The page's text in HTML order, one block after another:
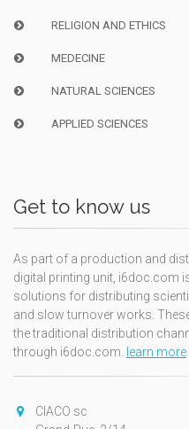
RELIGION AND ETHICS
MEDECINE
NATURAL SCIENCES
APPLIED SCIENCES
Get to know us
As part of a production and
digital printing unit, i6doc.com
solutions for distributing
and slow turnover works.
the traditional distribution
through i6doc.com. learn more
CIACO sc